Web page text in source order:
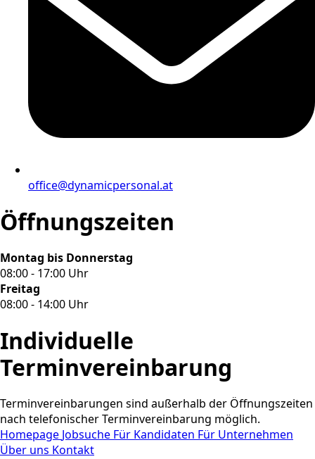
office@dynamicpersonal.at
Öffnungszeiten
Montag bis Donnerstag
08:00 - 17:00 Uhr
Freitag
08:00 - 14:00 Uhr
Individuelle
Terminvereinbarung
Terminvereinbarungen sind außerhalb der Öffnungszeiten
nach telefonischer Terminvereinbarung möglich.
Homepage Jobsuche Für Kandidaten Für Unternehmen
Über uns Kontakt